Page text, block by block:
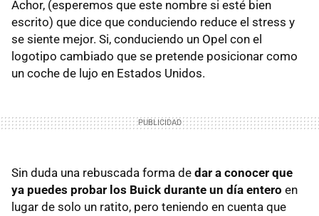
Achor, (esperemos que este nombre si esté bien
escrito) que dice que conduciendo reduce el stress y
se siente mejor. Si, conduciendo un Opel con el
logotipo cambiado que se pretende posicionar como
un coche de lujo en Estados Unidos.
Sin duda una rebuscada forma de dar a conocer que
ya puedes probar los Buick durante un día entero en
lugar de solo un ratito, pero teniendo en cuenta que